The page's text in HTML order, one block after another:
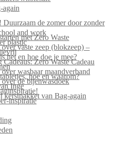
again
Duurzaam de zomer door zonder
and work
met Zero Waste
plastic
vaste zeep (blokzeep) –
het en hoe doe je mee?
Cadeaus: Zero Waste Cadeau
wasbaar maandverband
hoe en waarom?
over de bijenwasdoek
Inge
kerstpakket van Bag-again
inspiratie